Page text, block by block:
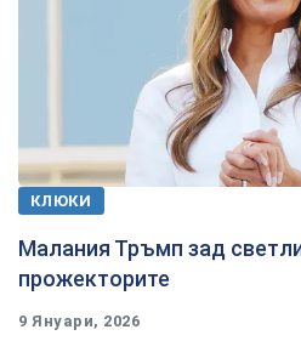
КЛЮКИ
Малания Тръмп зад
прожекторите
9 Януари, 2026